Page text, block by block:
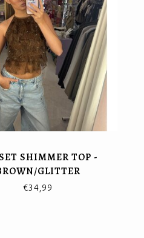
SHIMMER TOP -
GLITTER
€34,99